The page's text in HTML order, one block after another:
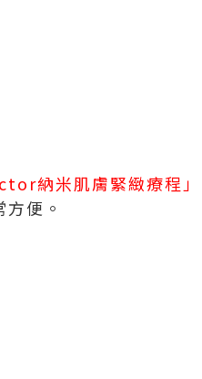
納米肌膚緊緻療程」
便。